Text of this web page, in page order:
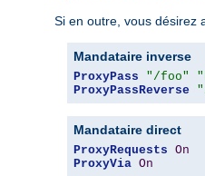
Si en outre, vous désirez
Mandataire inverse
ProxyPass "/foo"
ProxyPassReverse
Mandataire direct
ProxyRequests On
ProxyVia On